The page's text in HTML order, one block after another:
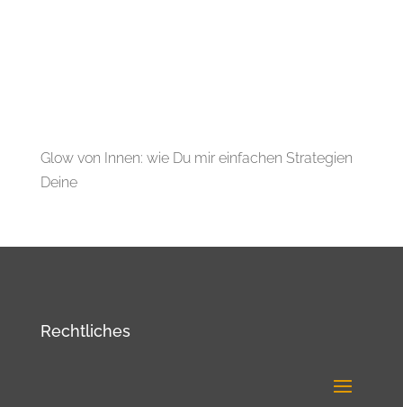
Glow von Innen: wie Du mir einfachen Strategien
Deine
Rechtliches